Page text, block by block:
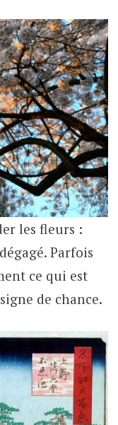
les fleurs :
Parfois
ce qui est
de chance.